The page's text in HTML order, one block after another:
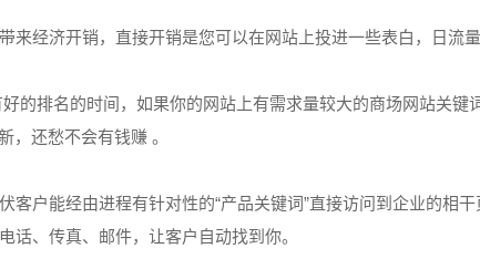
经济开销，直接开销是您可以在网站上投进一些表白，日流量
的排名的时间，如果你的网站上有需求量较大的商场网站关键
，还愁不会有钱赚 。
户能经由进程有针对性的“产品关键词”直接访问到企业的相干
、传真、邮件，让客户自动找到你。